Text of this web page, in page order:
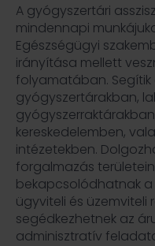
A gyógyszertári
mindennapi
Egészségügyi
irányítása mellett
folyamatában.
gyógyszertárakban,
kereskedelemben,
intézetekben.
forgalmazás
bekapcsolódhatnak
ügyviteli és üzemviteli
segédkezhetnek az
adminisztratív